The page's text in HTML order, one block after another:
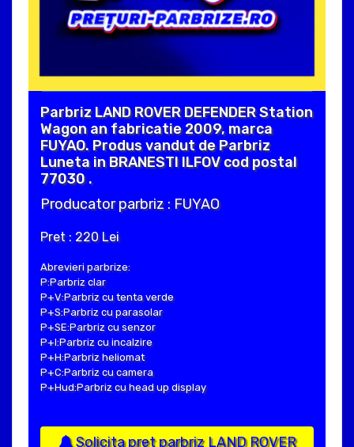
Parbriz LAND ROVER DEFENDER Station
Wagon an fabricatie 2009, marca
FUYAO. Produs vandut de Parbriz
Luneta in BRANESTI ILFOV cod postal
77030 .
Producator parbriz : FUYAO
Pret : 220 Lei
Abrevieri parbrize:
P:Parbriz clar
P+V:Parbriz cu tenta verde
P+S:Parbriz cu parasolar
P+SE:Parbriz cu senzor
P+I:Parbriz cu incalzire
P+H:Parbriz heliomat
P+C:Parbriz cu camera
P+Hud:Parbriz cu head up display
Solicita pret parbriz LAND ROVER